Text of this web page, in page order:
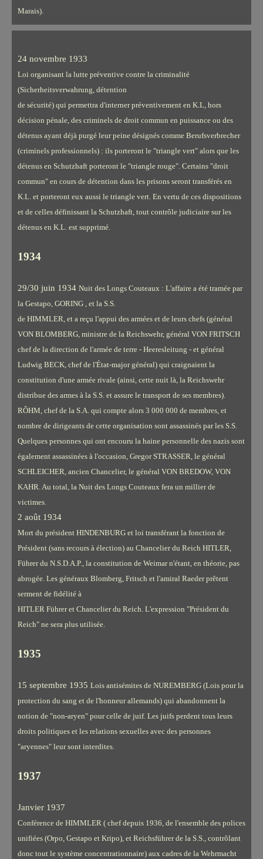
Marais).
24 novembre 1933
Loi organisant la lutte préventive contre la criminalité
(Sicherheitsverwahrung, détention
de sécurité) qui permettra d'interner préventivement en K.L, hors
décision pénale, des criminels de droit commun en puissance ou des
détenus ayant déjà purgé leur peine désignés comme Berufsverbrecher
(criminels professionnels) : ils porteront le "triangle vert" alors que les
détenus en Schutzhaft porteront le "triangle rouge". Certains "droit
commun" en cours de détention dans les prisons seront transférés en
K.L. et porteront eux aussi le triangle vert. En vertu de ces dispositions
et de celles définissant la Schutzhaft, tout contrôle judiciaire sur les
détenus en K.L. est supprimé.
1934
29/30 juin 1934 Nuit des Longs Couteaux : L'affaire a été tramée par
la Gestapo, GORING , et la S.S.
de HIMMLER, et a reçu l'appui des armées et de leurs chefs (général
VON BLOMBERG, ministre de la Reichswehr, général VON FRITSCH
chef de la direction de l'armée de terre - Heeresleitung - et général
Ludwig BECK, chef de l'État-major général) qui craignaient la
constitution d'une armée rivale (ainsi, cette nuit là, la Reichswehr
distribue des armes à la S.S. et assure le transport de ses membres).
RÔHM, chef de la S.A. qui compte alors 3 000 000 de membres, et
nombre de dirigeants de cette organisation sont assassinés par les S.S.
Quelques personnes qui ont encouru la haine personnelle des nazis sont
également assassinées à l'occasion, Gregor STRASSER, le général
SCHLEICHER, ancien Chancelier, le général VON BREDOW, VON
KAHR. Au total, la Nuit des Longs Couteaux fera un millier de
victimes.
2 août 1934
Mort du président HINDENBURG et loi transférant la fonction de
Président (sans recours à élection) au Chancelier du Reich HITLER,
Führer du N.S.D.A.P., la constitution de Weimar n'étant, en théorie, pas
abrogée. Les généraux Blomberg, Fritsch et l'amiral Raeder prêtent
serment de fidélité à
HITLER Führer et Chancelier du Reich. L'expression "Président du
Reich" ne sera plus utilisée.
1935
15 septembre 1935 Lois antisémites de NUREMBERG (Lois pour la
protection du sang et de l'honneur allemands) qui abandonnent la
notion de "non-aryen" pour celle de juif. Les juifs perdent tous leurs
droits politiques et les relations sexuelles avec des personnes
"aryennes" leur sont interdites.
1937
Janvier 1937
Conférence de HIMMLER ( chef depuis 1936, de l'ensemble des polices
unifiées (Orpo, Gestapo et Kripo), et Reichsführer de la S.S., contrôlant
donc tout le système concentrationnaire) aux cadres de la Wehrmacht